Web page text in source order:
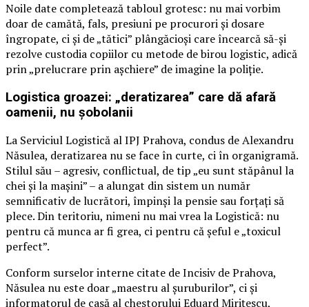
Noile date completează tabloul grotesc: nu mai vorbim
doar de camătă, fals, presiuni pe procurori și dosare
îngropate, ci și de „tătici” plângăcioși care încearcă să-și
rezolve custodia copiilor cu metode de birou logistic, adică
prin „prelucrare prin așchiere” de imagine la poliție.
Logistica groazei: „deratizarea” care dă afară
oamenii, nu șobolanii
La Serviciul Logistică al IPJ Prahova, condus de Alexandru
Năsulea, deratizarea nu se face în curte, ci în organigramă.
Stilul său – agresiv, conflictual, de tip „eu sunt stăpânul la
chei și la mașini” – a alungat din sistem un număr
semnificativ de lucrători, împinși la pensie sau forțați să
plece. Din teritoriu, nimeni nu mai vrea la Logistică: nu
pentru că munca ar fi grea, ci pentru că șeful e „toxicul
perfect”.
Conform surselor interne citate de Incisiv de Prahova,
Năsulea nu este doar „maestru al șuruburilor”, ci și
informatorul de casă al chestorului Eduard Mirițescu,